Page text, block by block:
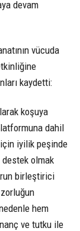
devam
vücuda
kaydetti:
koşuya
dahil
için iyilik peşinde
destek olmak
birleştirici
hem
ve tutku ile